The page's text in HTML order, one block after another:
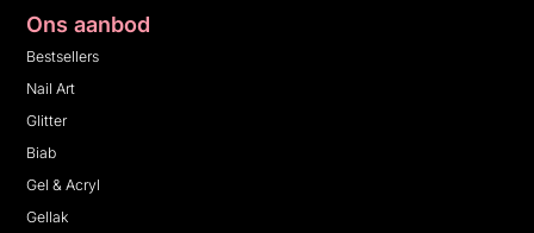
Ons aanbod
Bestsellers
Nail Art
Glitter
Biab
Gel & Acryl
Gellak